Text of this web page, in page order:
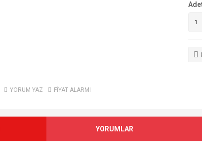
YORUM YAZ FİYAT ALARMI
YORUMLAR